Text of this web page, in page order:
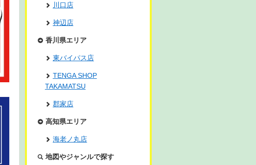
川口店
神辺店
香川県エリア
東バイパス店
TENGA SHOP
TAKAMATSU
郡家店
高知県エリア
海老ノ丸店
地図やジャンルで探す